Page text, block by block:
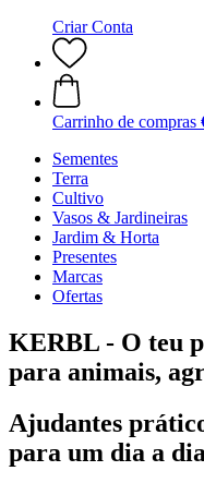
Criar Conta
Carrinho de compras
Sementes
Terra
Cultivo
Vasos & Jardineiras
Jardim & Horta
Presentes
Marcas
Ofertas
KERBL - O teu
para animais,
Ajudantes
para um dia a